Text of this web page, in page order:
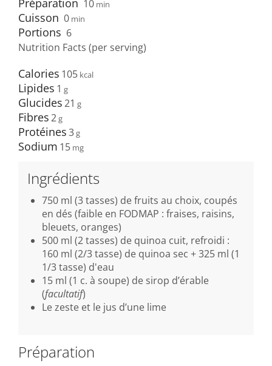
Préparation 10 min
Cuisson 0 min
Portions 6
Nutrition Facts (per serving)
Calories 105
Lipides 1
Glucides21
Fibres2
Protéines3
Sodium 15
Ingrédients
750 ml (3 tasses) de fruits au choix, coupés
en dés (faible en FODMAP : fraises, raisins,
bleuets, oranges)
500 ml (2 tasses) de quinoa cuit, refroidi :
160 ml (2/3 tasse) de quinoa sec + 325 ml (1
1/3 tasse) d'eau
15 ml (1 c. à soupe) de sirop d’érable
(facultatif)
Le zeste et le jus d’une lime
Préparation